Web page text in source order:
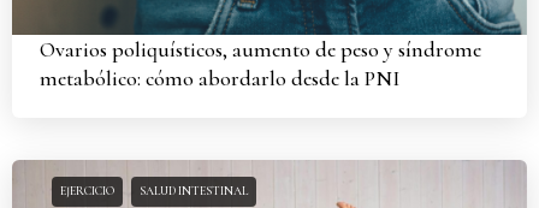
Ovarios poliquísticos, aumento de peso y síndrome
metabólico: cómo abordarlo desde la PNI
EJERCICIO SALUD INTESTINAL